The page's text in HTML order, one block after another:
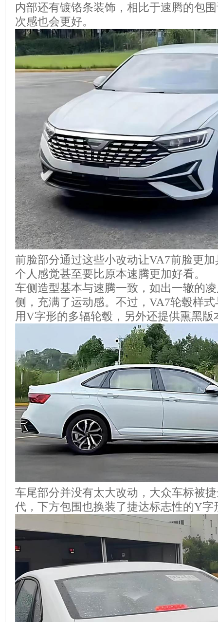
内部还有镀铬条装饰，相比于速腾的包
次感也会更好。
前脸部分通过这些小改动让VA7前脸更
个人感觉甚至要比原本速腾更加好看。
车侧造型基本与速腾一致，如出一辙的
侧，充满了运动感。不过，VA7轮毂样
用V字形的多辐轮毂，另外还提供熏黑版
车尾部分并没有太大改动，大众车标被
代，下方包围也换装了捷达标志性的Y字